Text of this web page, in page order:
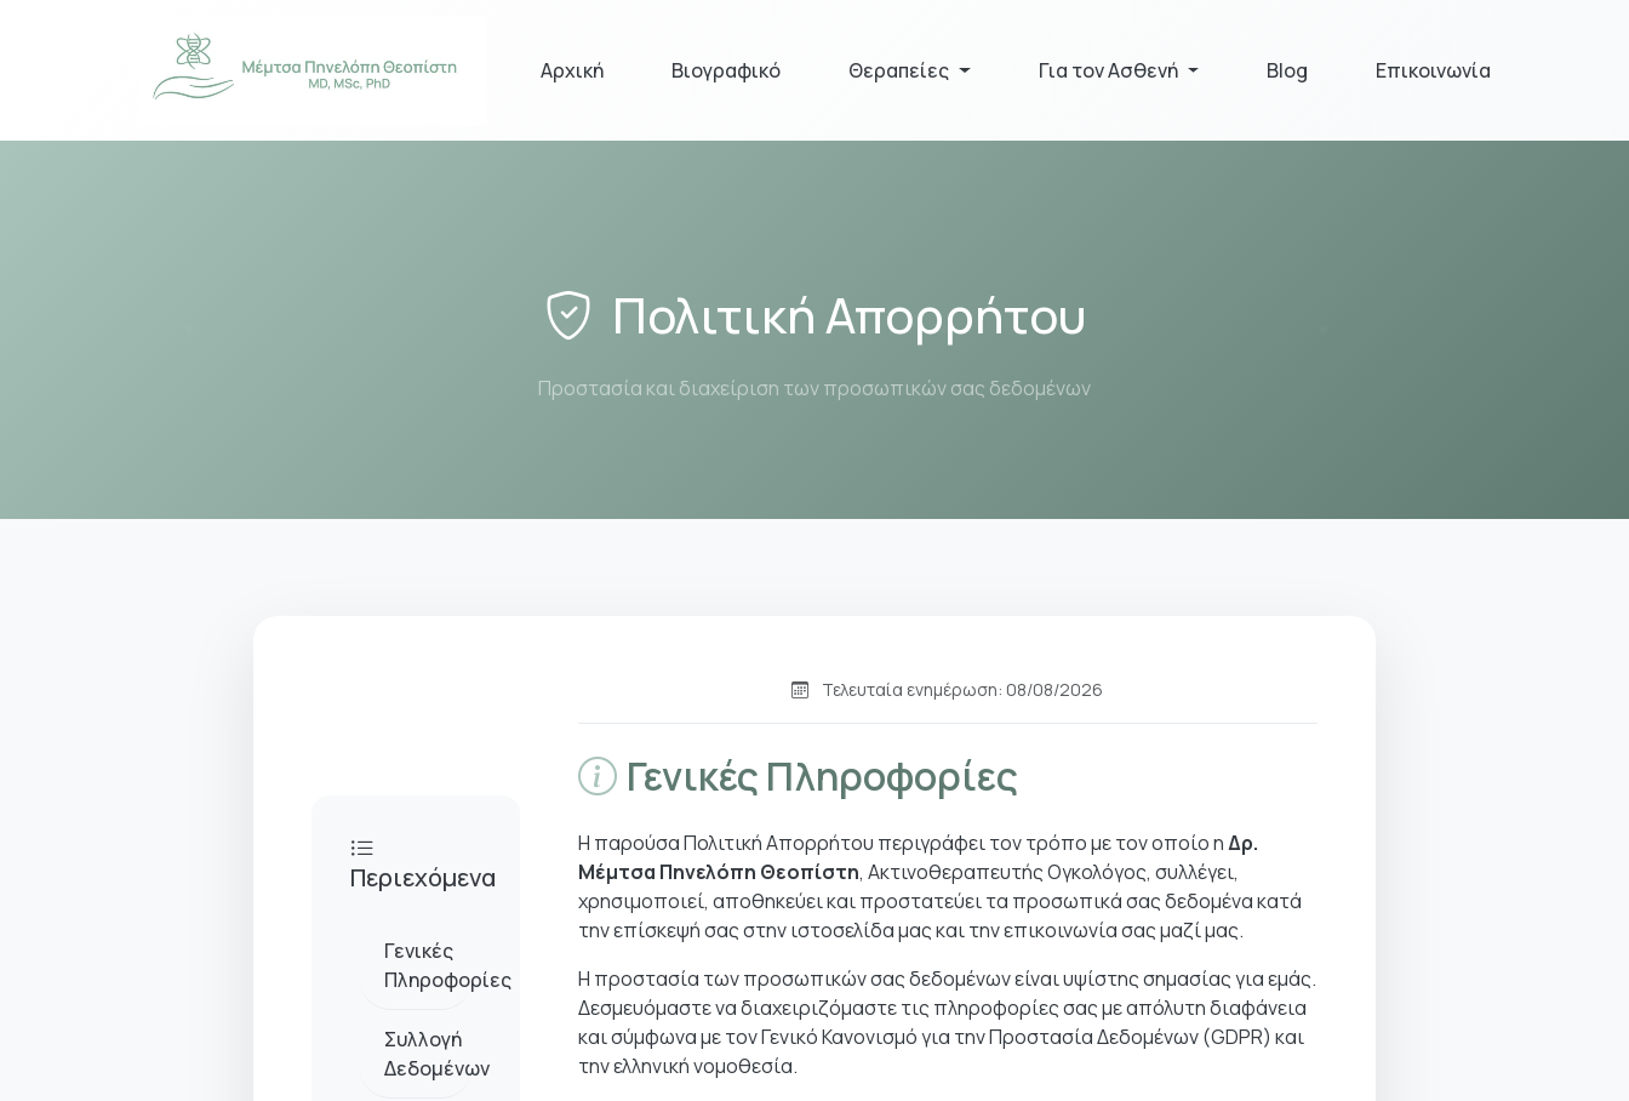
Αρχική Βιογραφικό Θεραпείες Για τον Ασθενή Blog Επικοινωνία
Πολιτική Απορρήτου
Προστασία και διαχείριση των προσωπικών σας δεδομένων
Περιεχόμενα
Γενικές
Πληροφορίες
Συλλογή
Δεδομένων
Τελευταία ενημέρωση: 08/08/2026
Γενικές Πληροφορίες
Η παρούσα Πολιτική Απορρήτου περιγράφει τον τρόπο με τον οποίο ηΔρ.
Μέμτσα Πηνελόπη Θεοπίστη, Ακτινοθεραπευτής Ογκολόγος, συλλέγει,
χρησιμοποιεί, αποθηκεύει και προστατεύει τα προσωπικά σας δεδομένα κατά
την επίσκεψή σας στην ιστοσελίδα μας και την επικοινωνία σας μαζί μας.
Η προστασία των προσωπικών σας δεδομένων είναι υψίστης σημασίας για εμάς.
Δεσμευόμαστε να διαχειριζόμαστε τις πληροφορίες σας με απόλυτη διαφάνεια
και σύμφωνα με τον Γενικό Κανονισμό για την Προστασία Δεδομένων (GDPR) και
την ελληνική νομοθεσία.